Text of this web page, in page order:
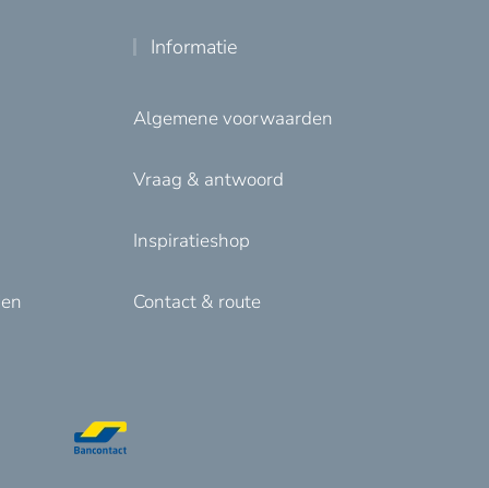
Informatie
Algemene voorwaarden
Vraag & antwoord
Inspiratieshop
Contact & route